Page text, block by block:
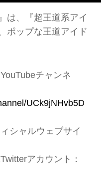
は、『超王道系アイ
ポップな王道アイド
チャンネ
UCk9jNHvb5D
シャルウェブサイ
アカウント：